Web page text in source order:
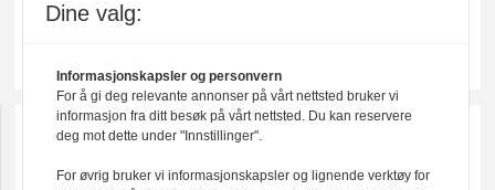
Dine valg:
Informasjonskapsler og personvern
For å gi deg relevante annonser på vårt nettsted bruker vi
informasjon fra ditt besøk på vårt nettsted. Du kan reservere
deg mot dette under "Innstillinger".
For øvrig bruker vi informasjonskapsler og lignende verktøy for